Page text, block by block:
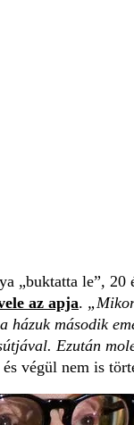
„buktatta le”, 20
az apja.
házuk második
Ezután
és végül nem is